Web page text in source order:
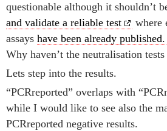
questionable although it shouldn’t
and validate a reliable test
where
assays have been already published.
Why haven’t the neutralisation
Lets step into the results.
“PCRreported” overlaps with
while I would like to see also the
PCRreported negative results.